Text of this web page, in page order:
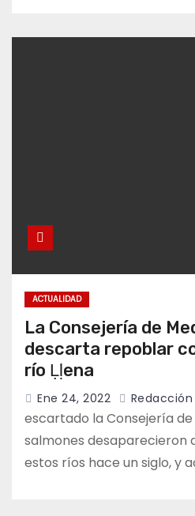
ACTUALIDAD
La Consejería de
descarta repoblar
río Ḷḷena
Ene 24, 2022 Redacción
escartado la Consejería de
salmones desaparecieron
estos ríos hace un siglo, y